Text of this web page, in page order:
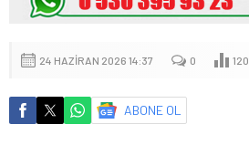
24 HAZIRAN 2026 14:37 0 120
ABONE OL